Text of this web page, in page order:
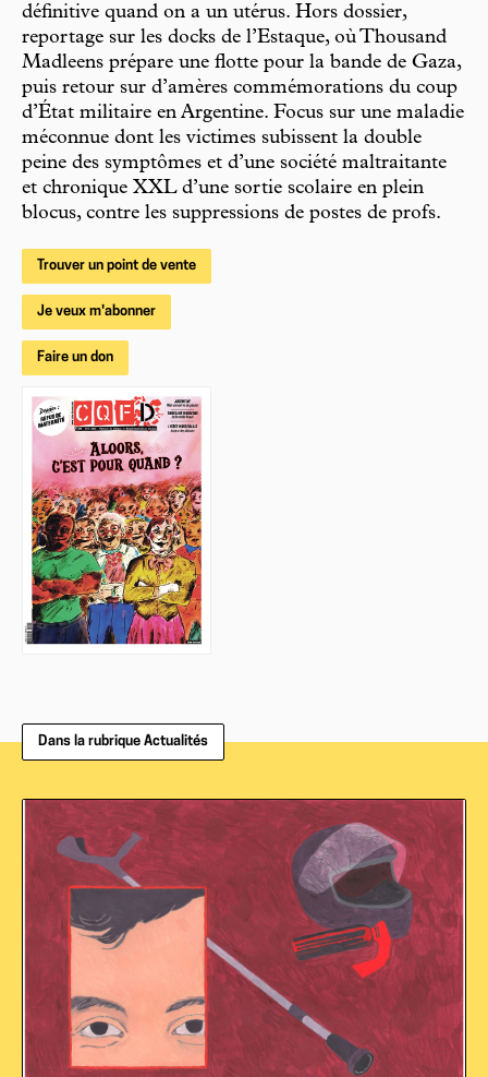
définitive quand on a un utérus. Hors dossier,
reportage sur les docks de l’Estaque, où Thousand
Madleens prépare une flotte pour la bande de Gaza,
puis retour sur d’amères commémorations du coup
d’État militaire en Argentine. Focus sur une maladie
méconnue dont les victimes subissent la double
peine des symptômes et d’une société maltraitante
et chronique XXL d’une sortie scolaire en plein
blocus, contre les suppressions de postes de profs.
Trouver un point de vente
Je veux m'abonner
Faire un don
Dans la rubrique Actualités